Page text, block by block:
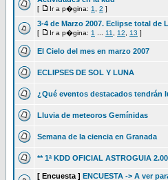
[ Ir a p�gina: 1 2 ]
3-4 de Marzo 2007. Eclipse total de
[ Ir a p�gina: 1 11 12 13 ]
El Cielo del mes en marzo 2007
ECLIPSES DE SOL Y LUNA
¿Qué eventos destacados tendrán
Lluvia de meteoros Gemínidas
Semana de la ciencia en Granada
** 1ª KDD OFICIAL ASTROGUIA
[ Encuesta ] ENCUESTA -> A ver